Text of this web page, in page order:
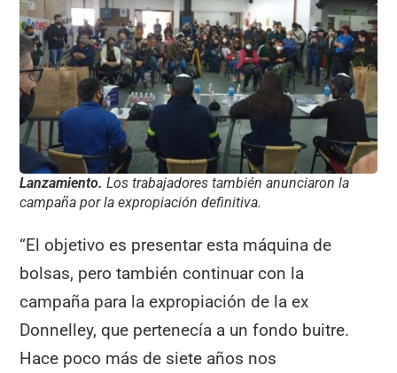
Lanzamiento. Los trabajadores también anunciaron la
campaña por la expropiación definitiva.
“El objetivo es presentar esta máquina de
bolsas, pero también continuar con la
campaña para la expropiación de la ex
Donnelley, que pertenecía a un fondo buitre.
Hace poco más de siete años nos